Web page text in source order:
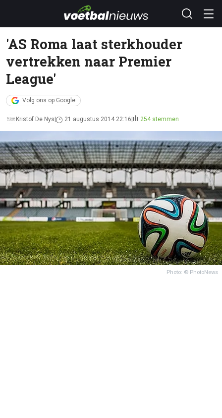
'AS Roma laat sterkhouder
vertrekken naar Premier
League'
Volg ons op Google
Kristof De Nys 21 augustus 2014 22:16 254 stemmen
Photo: © PhotoNews